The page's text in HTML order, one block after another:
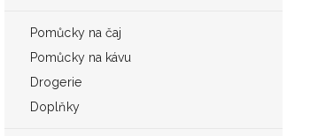
Pomůcky na čaj
Pomůcky na kávu
Drogerie
Doplňky